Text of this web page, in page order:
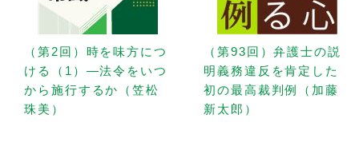
（第2回）時を味方につ
ける（1）—法令をいつ
から施行するか（笠松
珠美）
（第93回）弁護士の説
明義務違反を肯定した
初の最高裁判例（加藤
新太郎）